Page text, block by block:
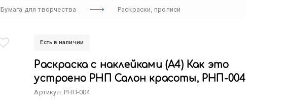
Бумага для творчества Раскраски, прописи
Есть в наличии
Раскраска с наклейками (А4) Как это
устроено РНП Салон красоты, РНП-004
Артикул: РНП-004